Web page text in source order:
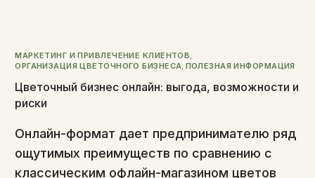
МАРКЕТИНГ И ПРИВЛЕЧЕНИЕ КЛИЕНТОВ,
ОРГАНИЗАЦИЯ ЦВЕТОЧНОГО БИЗНЕСА, ПОЛЕЗНАЯ ИНФОРМАЦИЯ
Цветочный бизнес онлайн: выгода, возможности и
риски
Онлайн-формат дает предпринимателю ряд
ощутимых преимуществ по сравнению с
классическим офлайн-магазином цветов